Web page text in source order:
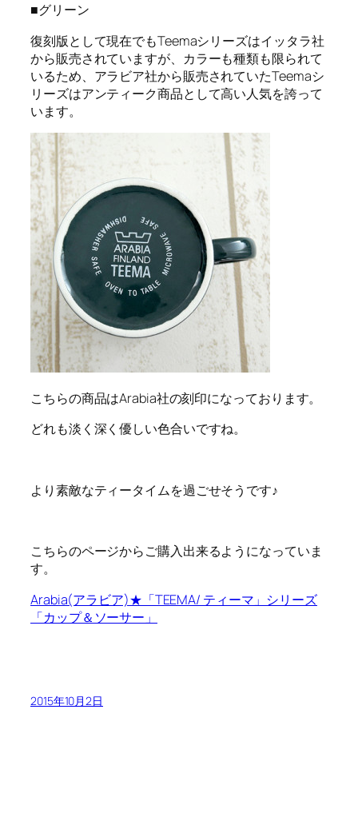
■グリーン
復刻版として現在でもTeemaシリーズはイッタラ社
から販売されていますが、カラーも種類も限られて
いるため、アラビア社から販売されていたTeemaシ
リーズはアンティーク商品として高い人気を誇って
います。
こちらの商品はArabia社の刻印になっております。
どれも淡く深く優しい色合いですね。
より素敵なティータイムを過ごせそうです♪
こちらのページからご購入出来るようになっていま
す。
Arabia(アラビア)★「TEEMA/ ティーマ」シリーズ
「カップ＆ソーサー」
2015年10月2日